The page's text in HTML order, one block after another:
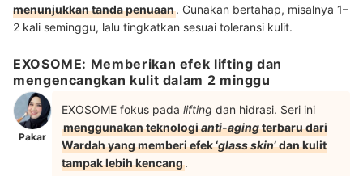
menunjukkan tanda penuaan. Gunakan bertahap, misalnya 1–
2 kali seminggu, lalu tingkatkan sesuai toleransi kulit.
EXOSOME: Memberikan efek lifting dan
mengencangkan kulit dalam 2 minggu
Pakar
EXOSOME fokus pada lifting dan hidrasi. Seri ini
menggunakan teknologianti-agingterbaru dari
Wardah yang memberi efek ‘glass skin’ dan kulit
tampak lebih kencang.